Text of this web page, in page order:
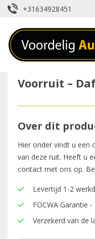
+31634928451
Voorruit –
Over dit
Hier onder vindt u een
van deze ruit. Heeft u
contact met ons op.
Levertijd 1-2
FOCWA Garantie
Verzekerd van de